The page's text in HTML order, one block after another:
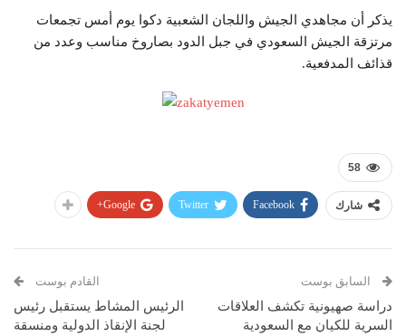
يذكر أن مجاهدي الجيش واللجان الشعبية دكوا يوم أمس تجمعات
مرتزقة الجيش السعودي في جبل الدود بصاروخ مناسب وعدد من
قذائف المدفعية.
58
شارك Facebook
Twitter
Google+
السابق بوست
دراسة صهيونية تكشف العلاقات
السرية للكيان مع السعودية
القادم بوست
الرئيس المشاط يستقبل رئيس
لجنة الإنقاذ الدولية ومنسقة